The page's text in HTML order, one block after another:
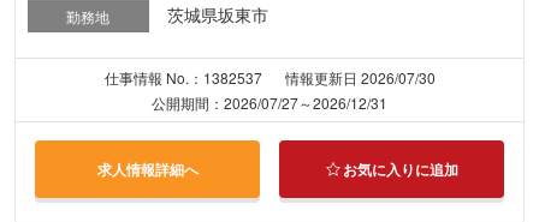
勤務地 茨城県坂東市
仕事情報 No.：1382537
情報更新日 2026/07/30
公開期間：2026/07/27～2026/12/31
求人情報詳細へ お気に入りに追加